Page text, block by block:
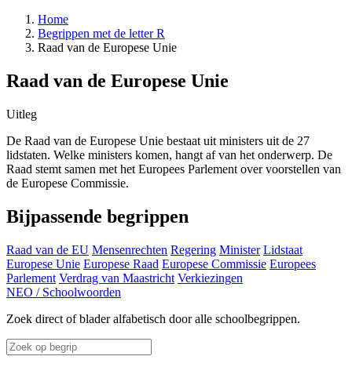
Home
Begrippen met de letter R
Raad van de Europese Unie
Raad van de Europese Unie
Uitleg
De Raad van de Europese Unie bestaat uit ministers uit de 27
lidstaten. Welke ministers komen, hangt af van het onderwerp. De
Raad stemt samen met het Europees Parlement over voorstellen van
de Europese Commissie.
Bijpassende begrippen
Raad van de EU Mensenrechten Regering Minister Lidstaat
Europese Unie Europese Raad Europese Commissie Europees
Parlement Verdrag van Maastricht Verkiezingen
NEO / Schoolwoorden
Zoek direct of blader alfabetisch door alle schoolbegrippen.